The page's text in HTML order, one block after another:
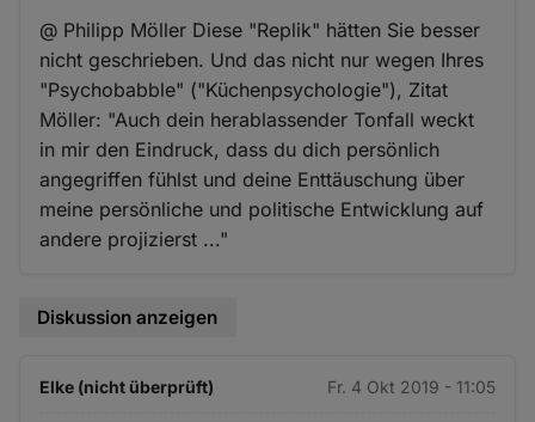
@ Philipp Möller Diese "Replik" hätten Sie besser
nicht geschrieben. Und das nicht nur wegen Ihres
"Psychobabble" ("Küchenpsychologie"), Zitat
Möller: "Auch dein herablassender Tonfall weckt
in mir den Eindruck, dass du dich persönlich
angegriffen fühlst und deine Enttäuschung über
meine persönliche und politische Entwicklung auf
andere projizierst ..."
Diskussion anzeigen
Elke (nicht überprüft) Fr. 4 Okt 2019 - 11:05